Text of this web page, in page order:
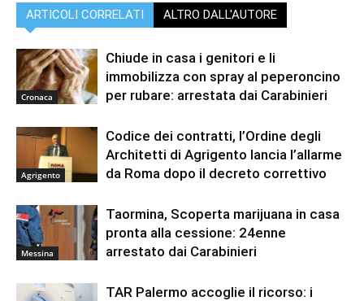
ARTICOLI CORRELATI ALTRO DALL'AUTORE
Cronaca
Chiude in casa i genitori e li
immobilizza con spray al peperoncino
per rubare: arrestata dai Carabinieri
Agrigento
Codice dei contratti, l’Ordine degli
Architetti di Agrigento lancia l’allarme
da Roma dopo il decreto correttivo
Messina
Taormina, Scoperta marijuana in casa
pronta alla cessione: 24enne
arrestato dai Carabinieri
TAR Palermo accoglie il ricorso: i